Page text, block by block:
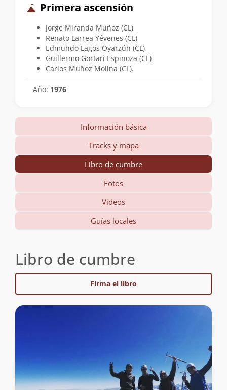
Primera ascensión
Jorge Miranda Muñoz (CL)
Renato Larrea Yévenes (CL)
Edmundo Lagos Oyarzún (CL)
Guillermo Gortari Espinoza (CL)
Carlos Muñoz Molina (CL).
Año: 1976
Información básica
Tracks y mapa
Libro de cumbre
Fotos
Videos
Guías locales
Libro de cumbre
Firma el libro